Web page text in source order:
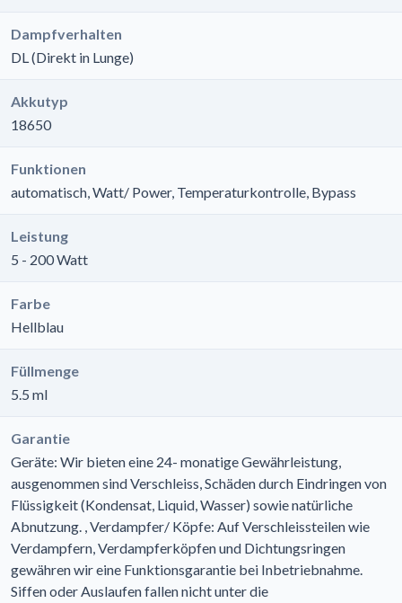
Dampfverhalten
DL (Direkt in Lunge)
Akkutyp
18650
Funktionen
automatisch, Watt/ Power, Temperaturkontrolle, Bypass
Leistung
5 - 200 Watt
Farbe
Hellblau
Füllmenge
5.5 ml
Garantie
Geräte: Wir bieten eine 24- monatige Gewährleistung,
ausgenommen sind Verschleiss, Schäden durch Eindringen von
Flüssigkeit (Kondensat, Liquid, Wasser) sowie natürliche
Abnutzung. , Verdampfer/ Köpfe: Auf Verschleissteilen wie
Verdampfern, Verdampferköpfen und Dichtungsringen
gewähren wir eine Funktionsgarantie bei Inbetriebnahme.
Siffen oder Auslaufen fallen nicht unter die